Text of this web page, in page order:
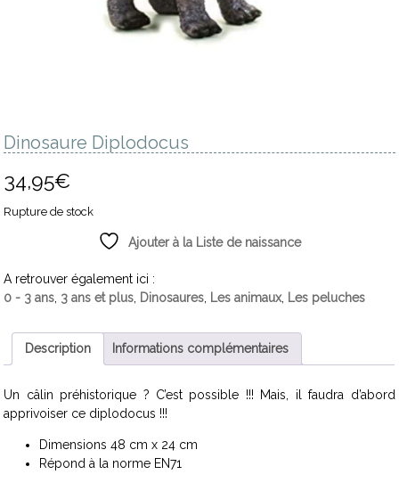
Dinosaure Diplodocus
34,95€
Rupture de stock
Ajouter à la Liste de naissance
A retrouver également ici :
0 - 3 ans 3 ans et plus Dinosaures Les animaux, Les peluches
Description Informations complémentaires
Un câlin préhistorique ? C’est possible !!! Mais, il faudra d’abord
apprivoiser ce diplodocus !!!
Dimensions 48 cm x 24 cm
Répond à la norme EN71